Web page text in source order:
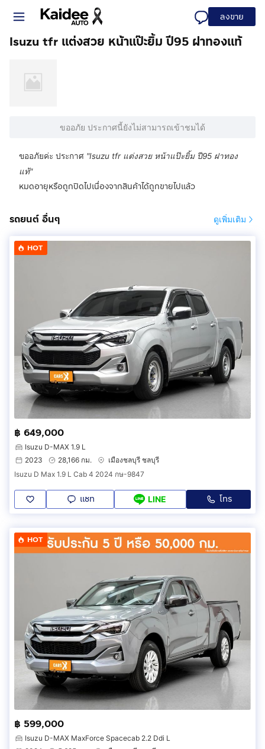
ลงขาย
Isuzu tfr แต่งสวย หน้าแป๊ะยิ้ม ปี95 ฝาทองแท้
ขออภัย ประกาศนี้ยังไม่สามารถเข้าชมได้
ขออภัยค่ะ ประกาศ "Isuzu tfr แต่งสวย หน้าแป๊ะยิ้ม ปี95 ฝาทอง
แท้"
หมดอายุหรือถูกปิดไปเนื่องจากสินค้าได้ถูกขายไปแล้ว
รถยนต์ อื่นๆ ดูเพิ่มเติม
HOT
฿ 649,000
Isuzu D-MAX 1.9 L
2023
28,166 กม.
เมืองชลบุรี ชลบุรี
Isuzu D Max 1.9 L Cab 4 2024 กษ-9847
แชท LINE โทร
HOT
฿ 599,000
Isuzu D-MAX MaxForce Spacecab 2.2 Ddi L